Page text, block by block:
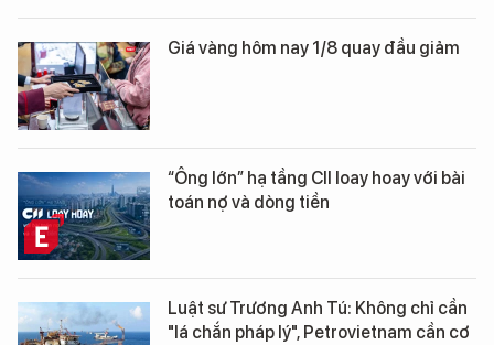
Giá vàng hôm nay 1/8 quay đầu giảm
“Ông lớn” hạ tầng CII loay hoay với bài
toán nợ và dòng tiền
Luật sư Trương Anh Tú: Không chỉ cần
"lá chắn pháp lý", Petrovietnam cần cơ